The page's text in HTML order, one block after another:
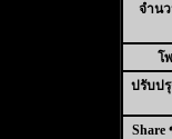
จำน
โ
ปรับป
Share